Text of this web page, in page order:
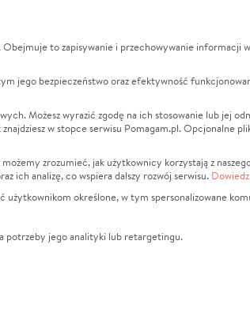
Zbieraj na
Leczenie
Zwierzęta
Pożar
Sport
Pomoc Finansowa
Pogrzeb
LGBTQ+
Powódź
Wichura
Religia
Edukacja
to zapisywanie i przechowywanie informacji
jego bezpieczeństwo oraz efektywność
Możesz wyrazić zgodę na ich stosowanie lub jej
w stopce serwisu Pomagam.pl. Opcjonalne
zrozumieć, jak użytkownicy korzystają z
ich analizę, co wspiera dalszy rozwój serwisu.
określone, w tym spersonalizowane
potrzeby jego analityki lub retargetingu.